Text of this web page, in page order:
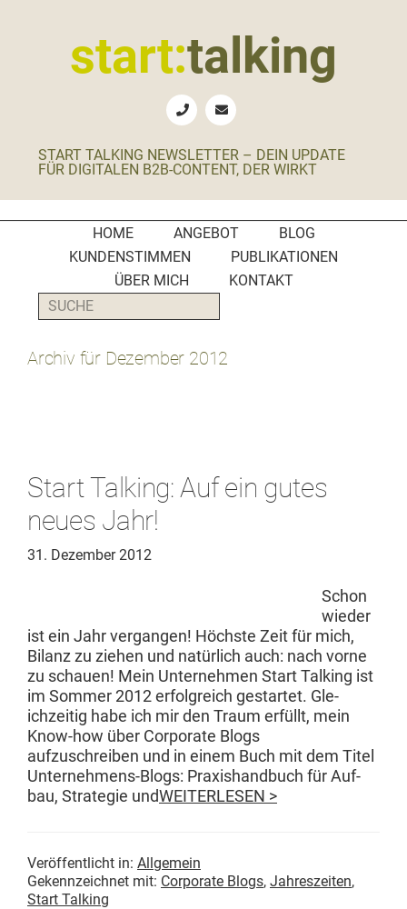
start:talking
B2B-
Social
Media
Manager
PR-
Agenturen
START TALKING NEWSLETTER – DEIN UPDATE
FÜR DIGITALEN B2B-CONTENT, DER WIRKT
HOME ANGEBOT
BLOG
KUNDENSTIMMEN
PUBLIKATIONEN
ÜBER MICH
KONTAKT
SUCHE
Archiv für Dezember 2012
Start Talking: Auf ein gutes
neues Jahr!
31. Dezember 2012
Schon
wieder
ist ein Jahr ver­gan­gen! Höch­ste Zeit für mich,
Bilanz zu ziehen und natür­lich auch: nach vorne
zu schauen! Mein Unternehmen Start Talk­ing ist
im Som­mer 2012 erfol­gre­ich ges­tartet. Gle­
ichzeit­ig habe ich mir den Traum erfüllt, mein
Know-how über Cor­po­rate Blogs
aufzuschreiben und in einem Buch mit dem Titel
Unternehmens-Blogs: Prax­is­hand­buch für Auf­
bau, Strate­gie undWEITERLESEN >
Veröffentlicht in: Allgemein
Gekennzeichnet mit: Corporate Blogs, Jahreszeiten,
Start Talking